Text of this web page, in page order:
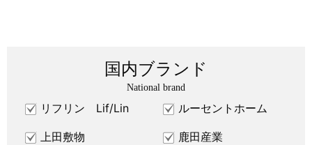
国内ブランド
National brand
リフリン Lif/Lin ルーセントホーム
上田敷物 鹿田産業